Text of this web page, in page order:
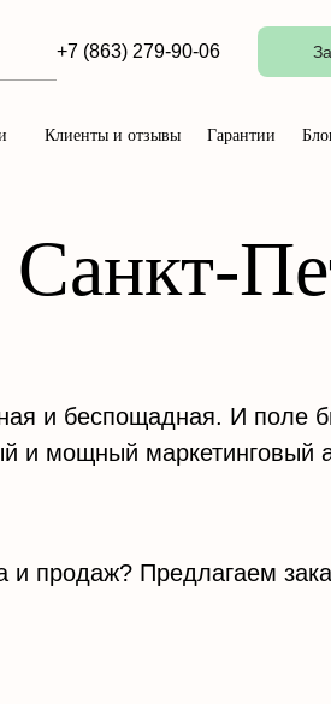
+7 (863) 279-90-06
Клиенты и отзывы Гарантии
и беспощадная. И поле
и мощный
продаж? Предлагаем